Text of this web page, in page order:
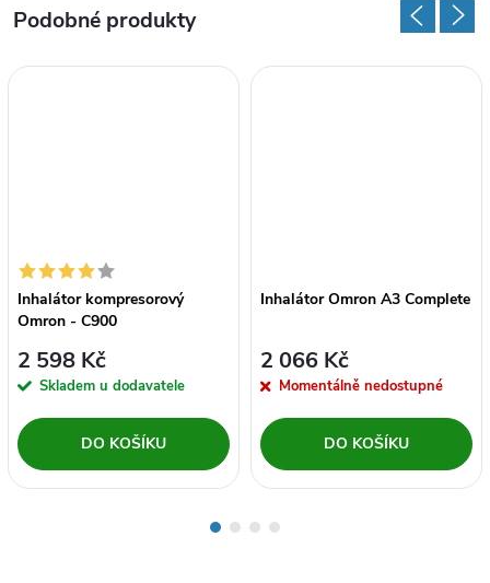
Inhalátor kompresorový
Omron - C900
2 598 Kč
Skladem u dodavatele
DO KOŠÍKU
Inhalátor Omron A3 Complete
2 066 Kč
Momentálně nedostupné
DO KOŠÍKU